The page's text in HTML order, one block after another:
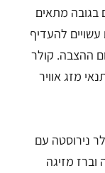
בגובה מתאים
להעדיף
ההצבה. קולר
מזג אוויר
נירוסטה עם
מזיגה